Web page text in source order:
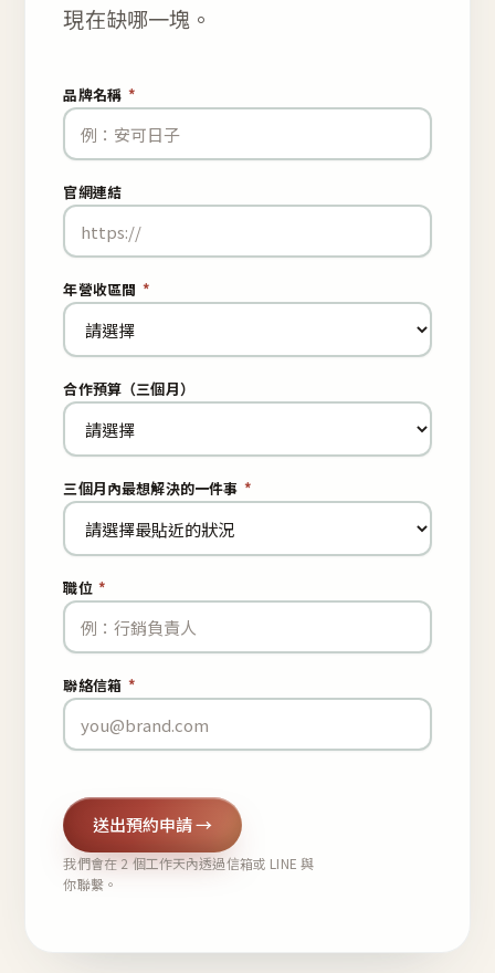
現在缺哪一塊。
品牌名稱 *
官網連結
年營收區間 *
合作預算（三個月）
三個月內最想解決的一件事 *
職位 *
聯絡信箱 *
送出預約申請 →
我們會在 2 個工作天內透過信箱或 LINE 與
你聯繫。